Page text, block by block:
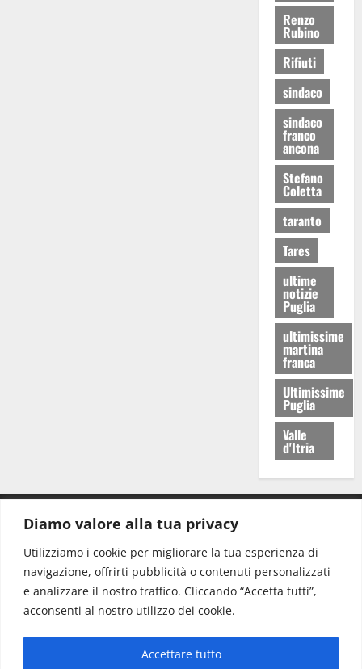
Diamo valore alla tua privacy
Utilizziamo i cookie per migliorare la tua esperienza di
navigazione, offrirti pubblicità o contenuti personalizzati
e analizzare il nostro traffico. Cliccando “Accetta tutti”,
acconsenti al nostro utilizzo dei cookie.
Accettare tutto
Renzo
Rubino
Rifiuti
sindaco
sindaco
franco
ancona
Stefano
Coletta
taranto
Tares
ultime
notizie
Puglia
ultimissime
martina
franca
Ultimissime
Puglia
Valle
d'Itria
Redazione: redazione@www.martinasera.it
Direttore:direttore@www.martinasera.it
Info & Commerciale:info@www.martinasera.it